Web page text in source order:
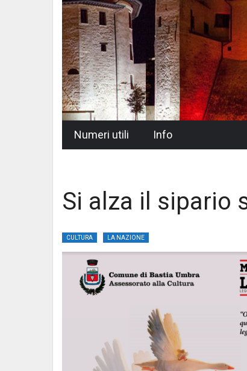
Numeri utili Info
Si alza il sipario
CULTURA LA NAZIONE